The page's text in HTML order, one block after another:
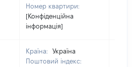
Номер квартири:
[Конфіденційна
інформація]
Країна:
Україна
Поштовий індекс: